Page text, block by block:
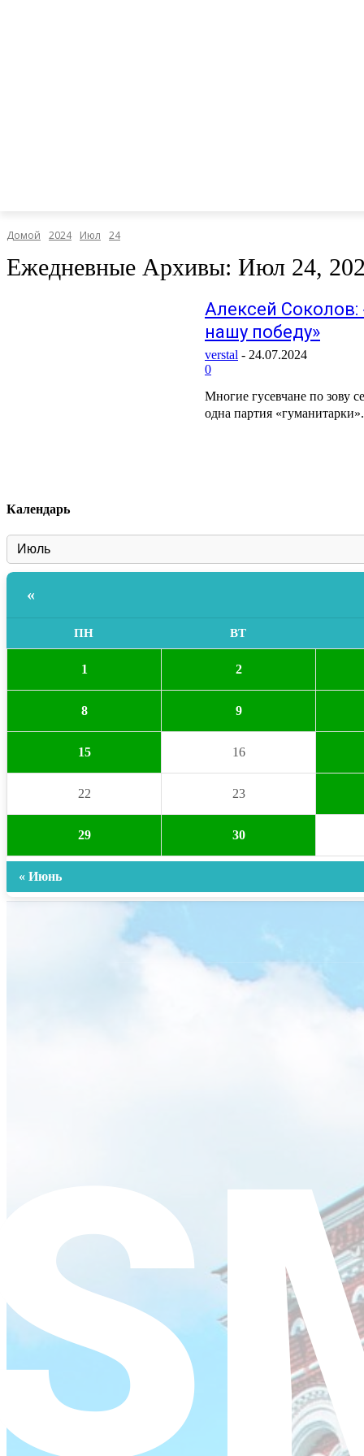
Домой 2024 Июл 24
Ежедневные Архивы: Июл 24,
Алексей
нашу победу»
verstal - 24.07.2024
0
Многие гусевчане по зову
одна партия
Календарь
«
ПН ВТ
1 2
8 9
15 16
22 23
29 30
« Июнь